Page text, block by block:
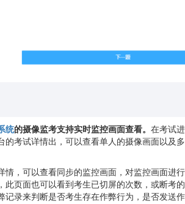
统的摄像监考支持实时监控画面查看。 在考试进
的考试详情出，可以查看单人的摄像画面以及多
情，可以查看同步的监控画面，对监控画面进行
此页面也可以看到考生已切屏的次数，或断考的
记录来判断是否考生存在作弊行为，是否发送作